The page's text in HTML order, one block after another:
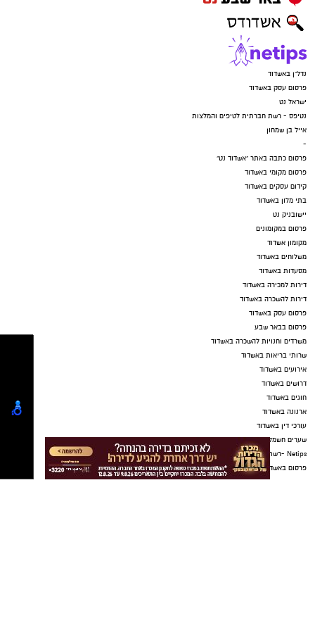
נדל"ן באשדוד
פרסום עסק באשדוד
ישראל נט
נטיפס - רשת חברתית לטיפים והמלצות
אייל בן שמחון
-
פרסום כתבה באתר "אשדוד נט"
פרסום מקומי באשדוד
קידום עסקים באשדוד
בתי מלון באשדוד
יישובניק נט
פרסום במקומונים
מקומון אשדוד
משלוחים באשדוד
מסעדות באשדוד
דירות למכירה באשדוד
דירות להשכרה באשדוד
פרסום עסק באשדוד
פרסום בבאר שבע
משרדים וחנויות להשכרה באשדוד
שרותי בריאות באשדוד
אירועים באשדוד
דרושים באשדוד
חוגים באשדוד
ארנונה באשדוד
עורכי דין באשדוד
שערים חשמליים באשדוד
Netips -רשת חברתית לחכמת ההמונים
פרסום באשדוד
אשדוד נט ויקיפדיה